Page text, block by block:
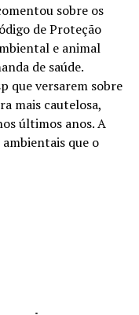
sobre os
de Proteção
e animal
de saúde.
que versarem sobre
mais cautelosa,
últimos anos. A
que o